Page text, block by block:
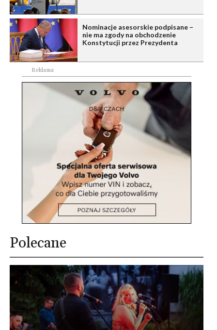
Nominacje asesorskie podpisane –
nie ma zgody na obchodzenie
Konstytucji przez Prezydenta
Reklama
Polecane